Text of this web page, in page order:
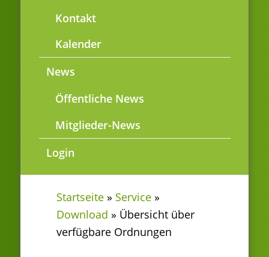
Kontakt
Kalender
News
Öffentliche News
Mitglieder-News
Login
Startseite » Service »
Download » Übersicht über
verfügbare Ordnungen